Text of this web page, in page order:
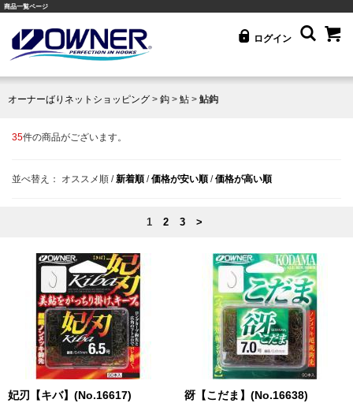
商品一覧ページ
ログイン
オーナーばりネットショッピング > 鈎 > 鮎 > 鮎鈎
35件の商品がございます。
並べ替え： オススメ順 /新着順 /価格が安い順 /価格が高い順
1 2 3 >
妃刃【キバ】(No.16617) 谺【こだま】(No.16638)